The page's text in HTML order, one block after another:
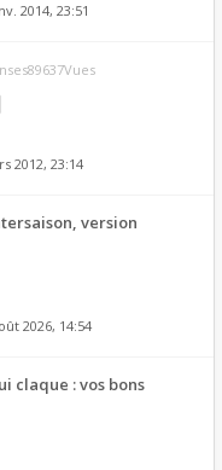
2014, 23:51
2012, 23:14
version
2026, 14:54
claque : vos bons